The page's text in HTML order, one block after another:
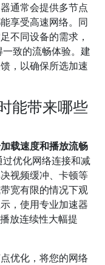
通常会提供多节点
享受高速网络。同
不同设备的需求，
致的流畅体验。建
，以确保所选加速
能带来哪些
载速度和播放流畅
过优化网络连接和减
视频缓冲、卡顿等
宽有限的情况下观
，使用专业加速器
放连续性大幅提
优化，将您的网络